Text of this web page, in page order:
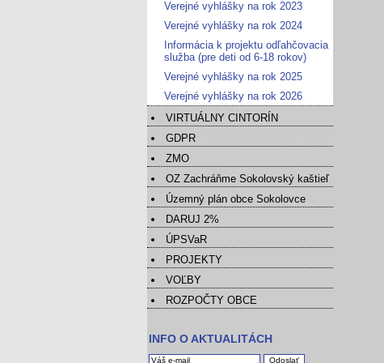
Verejné vyhlášky na rok 2023
Verejné vyhlášky na rok 2024
Informácia k projektu odľahčovacia
služba (pre deti od 6-18 rokov)
Verejné vyhlášky na rok 2025
Verejné vyhlášky na rok 2026
VIRTUÁLNY CINTORÍN
GDPR
ZMO
OZ Zachráňme Sokolovský kaštieľ
Územný plán obce Sokolovce
DARUJ 2%
ÚPSVaR
PROJEKTY
VOĽBY
ROZPOČTY OBCE
INFO O AKTUALITÁCH